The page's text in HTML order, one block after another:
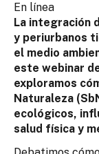
En línea
La integración
y periurbanos
el medio
este webinar
exploramos
Naturaleza
ecológicos,
salud física y